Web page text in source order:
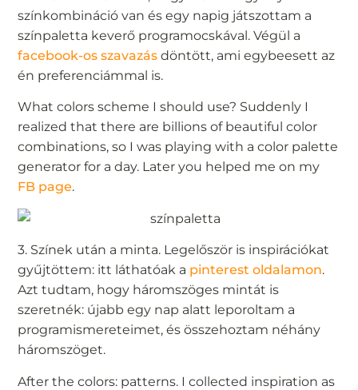
színkombináció van és egy napig játszottam a
színpaletta keverő programocskával. Végül a
facebook-os szavazás döntött, ami egybeesett az
én preferenciámmal is.
What colors scheme I should use? Suddenly I
realized that there are billions of beautiful color
combinations, so I was playing with a color palette
generator for a day. Later you helped me on my
FB page.
3. Színek után a minta. Legelőször is inspirációkat
gyűjtöttem: itt láthatóak a pinterest oldalamon.
Azt tudtam, hogy háromszöges mintát is
szeretnék: újabb egy nap alatt leporoltam a
programismereteimet, és összehoztam néhány
háromszöget.
After the colors: patterns. I collected inspiration as